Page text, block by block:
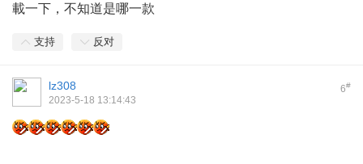
載一下，不知道是哪一款
支持 反对
6#
lz308
2023-5-18 13:14:43